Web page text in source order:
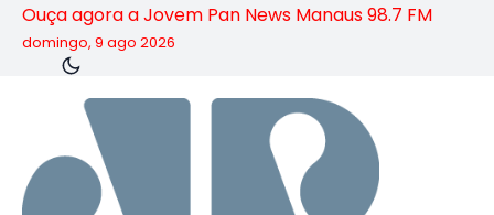
Ouça agora a Jovem Pan News Manaus 98.7 FM
domingo, 9 ago 2026